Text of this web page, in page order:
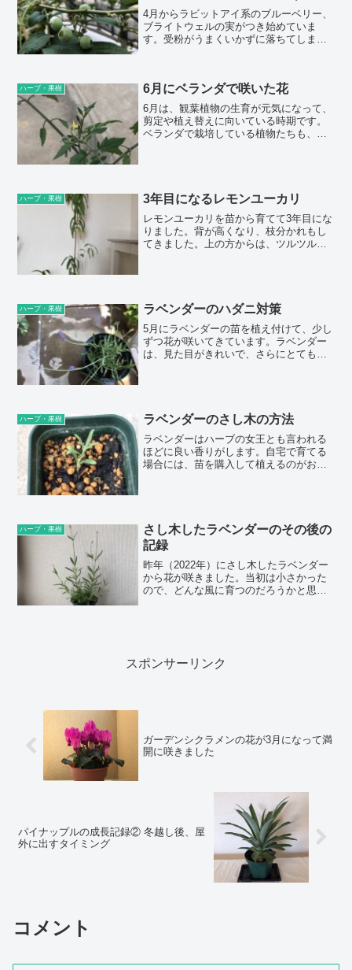
4月からラビットアイ系のブルーベリー、
ブライトウェルの実がつき始めていま
す。受粉がうまくいかずに落ちてしまっ
は、他家受粉といって、品種の異なる花
の花粉をつけると実がよく成ると言われ
ています。現...
ハーブ・果樹 6月にベランダで咲いた花
6月は、観葉植物の生育が元気になって、
剪定や植え替えに向いている時期です。
ベランダで栽培している植物たちも、元
した。ミニトマトミニトマト（2022年6
月...
ハーブ・果樹 3年目になるレモンユーカリ
レモンユーカリを苗から育てて3年目にな
りました。背が高くなり、枝分かれもし
てきました。上の方からは、ツルツルし
いのですが、そろそろ剪定しようかと迷
っています...
ハーブ・果樹 ラベンダーのハダニ対策
5月にラベンダーの苗を植え付けて、少し
ずつ花が咲いてきています。ラベンダー
は、見た目がきれいで、さらにとても良
ミリよりも小さなクモ類の虫です。動き
が早くない...
ハーブ・果樹 ラベンダーのさし木の方法
ラベンダーはハーブの女王とも言われる
ほどに良い香りがします。自宅で育てる
場合には、苗を購入して植えるのがおす
ディン系のラベンダーの方が育てやすい
こともありま...
ハーブ・果樹
さし木したラベンダーのその後の
記録
昨年（2022年）にさし木したラベンダー
から花が咲きました。当初は小さかった
ので、どんな風に育つのだろうかと思っ
れい...
スポンサーリンク
ガーデンシクラメンの花が3月になって満
開に咲きました
パイナップルの成長記録② 冬越し後、屋
外に出すタイミング
コメント